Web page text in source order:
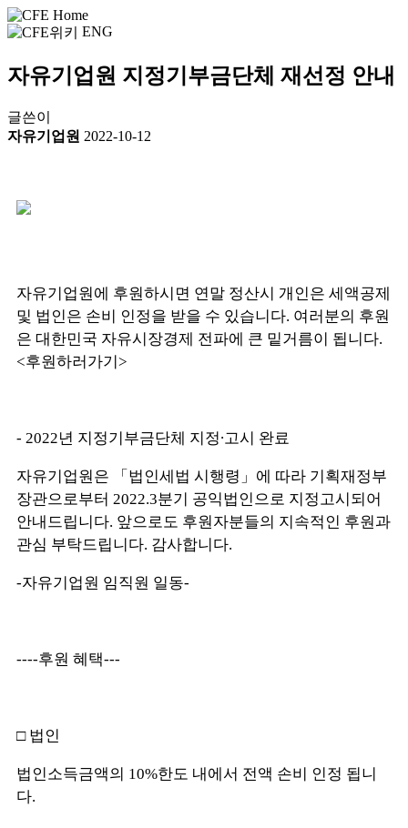
ENG
자유기업원 지정기부금단체 재선정 안내
글쓴이
자유기업원 2022-10-12
자유기업원에 후원하시면 연말 정산시 개인은 세액공제
및 법인은 손비 인정을 받을 수 있습니다. 여러분의 후원
은 대한민국 자유시장경제 전파에 큰 밑거름이 됩니다.
<후원하러가기>
- 2022년 지정기부금단체 지정∙고시 완료
자유기업원은 「법인세법 시행령」에 따라 기획재정부
장관으로부터 2022.3분기 공익법인으로 지정고시되어
안내드립니다. 앞으로도 후원자분들의 지속적인 후원과
관심 부탁드립니다. 감사합니다.
-자유기업원 임직원 일동-
----후원 혜택---
□ 법인
법인소득금액의 10%한도 내에서 전액 손비 인정 됩니
다.